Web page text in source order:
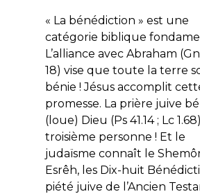
« La bénédiction » est une
catégorie biblique
L’alliance avec Abraham (Gn
18) vise que toute la terre
bénie ! Jésus accomplit
promesse. La prière juive
(loue) Dieu (Ps 41.14 ; Lc
troisième personne ! Et le
judaïsme connaît le
Esrêh, les Dix-huit
piété juive de l’Ancien